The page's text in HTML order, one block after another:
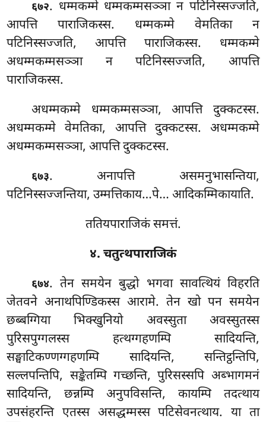
६७२. धम्मकम्मे धम्मकम्मसञ्ञा न पटिनिस्सज्जति,
आपत्ति पाराजिकस्स. धम्मकम्मे वेमतिका न
पटिनिस्सज्जति, आपत्ति पाराजिकस्स. धम्मकम्मे
अधम्मकम्मसञ्ञा न पटिनिस्सज्जति, आपत्ति
पाराजिकस्स.
अधम्मकम्मे धम्मकम्मसञ्ञा, आपत्ति दुक्कटस्स.
अधम्मकम्मे वेमतिका, आपत्ति दुक्कटस्स. अधम्मकम्मे
अधम्मकम्मसञ्ञा, आपत्ति दुक्कटस्स.
६७३. अनापत्ति असमनुभासन्तिया,
पटिनिस्सज्जन्तिया, उम्मत्तिकाय…पे… आदिकम्मिकायाति.
ततियपाराजिकं समत्तं.
४. चतुत्थपाराजिकं
६७४. तेनसमयेन बुद्धो भगवा सावत्थियं विहरति
जेतवने अनाथपिण्डिकस्स आरामे. तेन खो पन समयेन
छब्बग्गिया भिक्खुनियो अवस्सुता अवस्सुतस्स
पुरिसपुग्गलस्स हत्थग्गहणम्पि सादियन्ति,
सङ्घाटिकण्णग्गहणम्पि सादियन्ति, सन्तिट्ठन्तिपि,
सल्लपन्तिपि, सङ्केतम्पि गच्छन्ति, पुरिसस्सपि अब्भागमनं
सादियन्ति, छन्नम्पि अनुपविसन्ति, कायम्पि तदत्थाय
उपसंहरन्ति एतस्स असद्धम्मस्स पटिसेवनत्थाय. या ता